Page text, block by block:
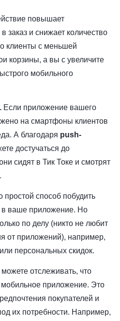
повышает
заказ и снижает количество
клиенты с меньшей
корзины, а вы с увеличите
мобильного
Если приложение вашего
на смартфоны клиентов
А благодаря push-
достучаться до
сидят в Тик Токе и смотрят
способ побудить
в ваше приложение. Но
по делу (никто не любит
от приложений), например,
персональных скидок.
отслеживать, что
мобильное приложение. Это
покупателей и
их потребности. Например,